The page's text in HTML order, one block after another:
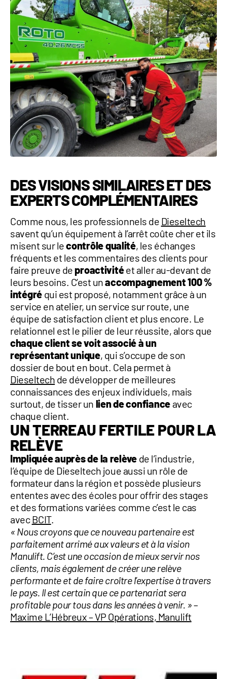
DES VISIONS SIMILAIRES ET DES
EXPERTS COMPLÉMENTAIRES
Comme nous, les professionnels de Dieseltech
savent qu’un équipement à l’arrêt coûte cher et ils
misent sur lecontrôle qualité, les échanges
fréquents et les commentaires des clients pour
faire preuve de proactivitéet aller au-devant de
leurs besoins. C’est unaccompagnement 100 %
intégré qui est proposé, notamment grâce à un
service en atelier, un service sur route, une
équipe de satisfaction client et plus encore. Le
relationnel est le pilier de leur réussite, alors que
chaque client se voit associé à un
représentant unique, qui s’occupe de son
dossier de bout en bout. Cela permet à
Dieseltech de développer de meilleures
connaissances des enjeux individuels, mais
surtout, de tisser un lien de confiance avec
chaque client.
UN TERREAU FERTILE POUR LA
RELÈVE
Impliquée auprès de la relève de l’industrie,
l’équipe de Dieseltech joue aussi un rôle de
formateur dans la région et possède plusieurs
ententes avec des écoles pour offrir des stages
et des formations variées comme c’est le cas
avecBCIT.
« Nous croyons que ce nouveau partenaire est
parfaitement arrimé aux valeurs et à la vision
Manulift. C’est une occasion de mieux servir nos
clients, mais également de créer une relève
performante et de faire croître l’expertise à travers
le pays. Il est certain que ce partenariat sera
profitable pour tous dans les années à venir. »–
Maxime L’Hébreux – VP Opérations, Manulift